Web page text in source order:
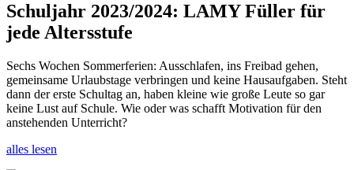
Schuljahr 2023/2024: LAMY Füller für
jede Altersstufe
Sechs Wochen Sommerferien: Ausschlafen, ins Freibad gehen,
gemeinsame Urlaubstage verbringen und keine Hausaufgaben. Steht
dann der erste Schultag an, haben kleine wie große Leute so gar
keine Lust auf Schule. Wie oder was schafft Motivation für den
anstehenden Unterricht?
alles lesen